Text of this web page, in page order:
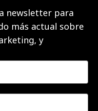
newsletter para
más actual sobre
y